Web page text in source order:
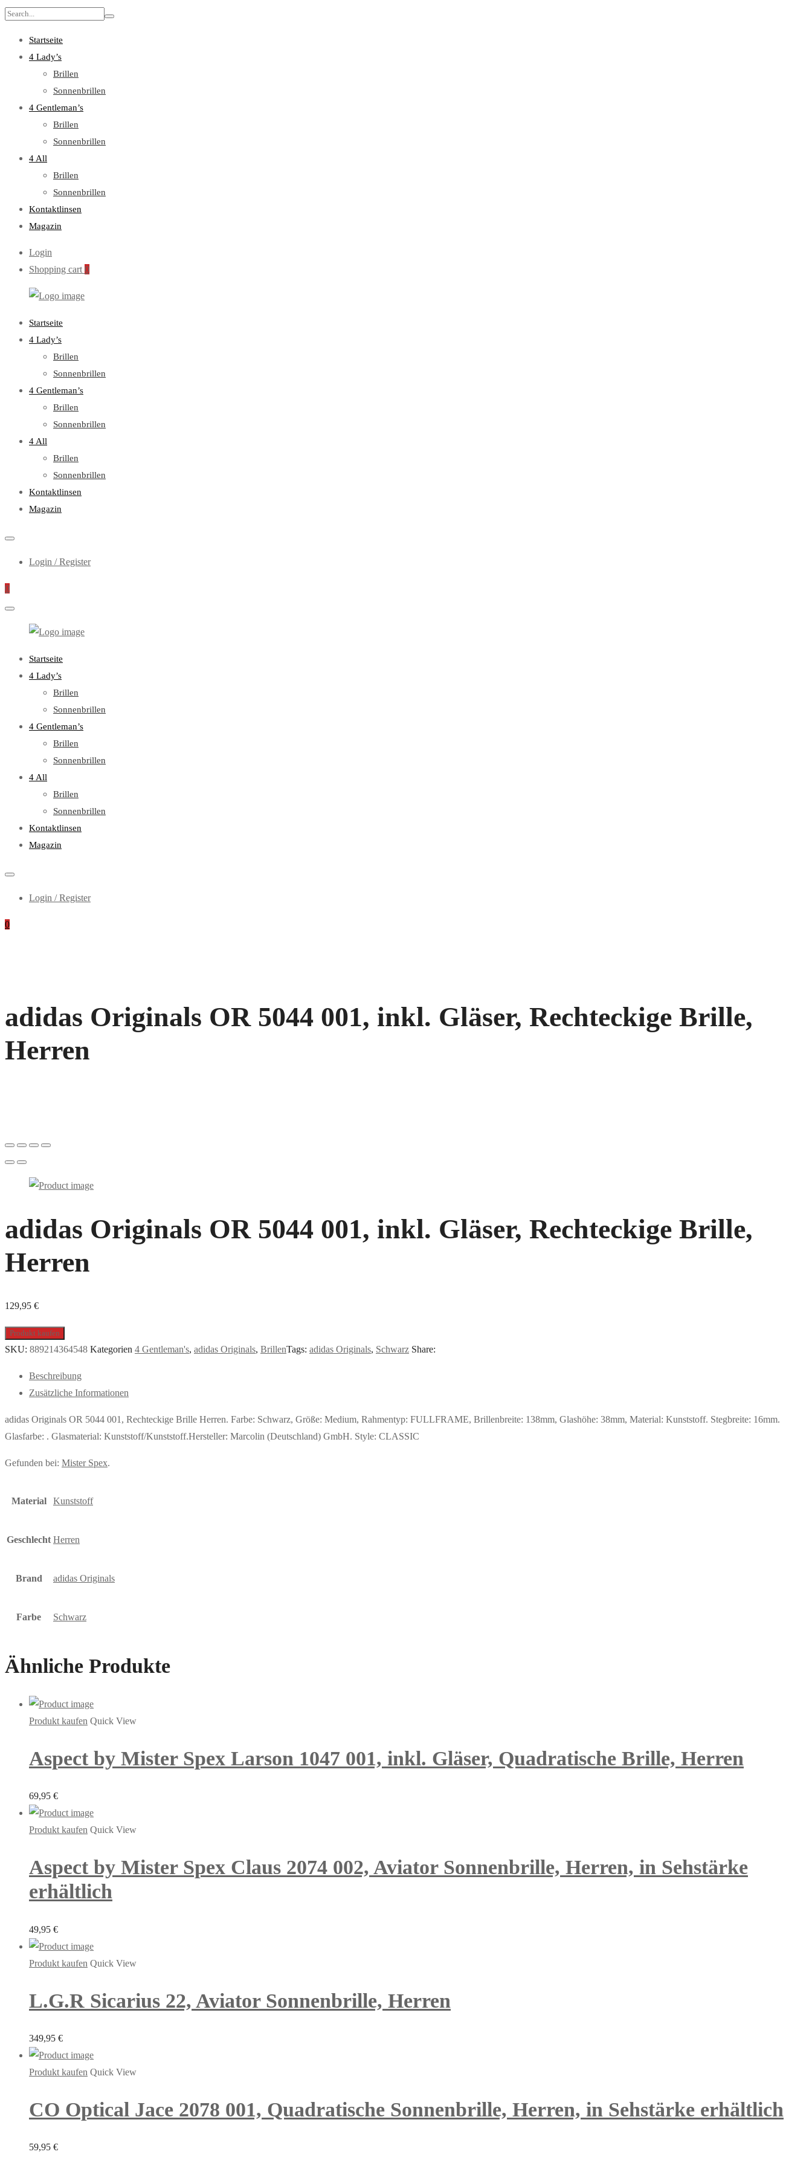
Search
Startseite
4 Lady’s
Brillen
Sonnenbrillen
4 Gentleman’s
Brillen
Sonnenbrillen
4 All
Brillen
Sonnenbrillen
Kontaktlinsen
Magazin
Login
Shopping cart 0
Primary
Menu
Startseite
4 Lady’s
Brillen
Sonnenbrillen
4 Gentleman’s
Brillen
Sonnenbrillen
4 All
Brillen
Sonnenbrillen
Kontaktlinsen
Magazin
Login / Register
0
Primary
Menu
Startseite
4 Lady’s
Brillen
Sonnenbrillen
4 Gentleman’s
Brillen
Sonnenbrillen
4 All
Brillen
Sonnenbrillen
Kontaktlinsen
Magazin
Login / Register
0
adidas Originals OR 5044 001, inkl. Gläser, Rechteckige Brille,
Herren
adidas Originals OR 5044 001, inkl. Gläser, Rechteckige Brille,
Herren
129,95 €
Produkt kaufen
SKU: 889214364548 Kategorien 4 Gentleman's, adidas Originals, BrillenTags: adidas Originals, Schwarz Share:
Beschreibung
Zusätzliche Informationen
adidas Originals OR 5044 001, Rechteckige Brille Herren. Farbe: Schwarz, Größe: Medium, Rahmentyp: FULLFRAME, Brillenbreite: 138mm, Glashöhe: 38mm, Material: Kunststoff. Stegbreite: 16mm.
Glasfarbe: . Glasmaterial: Kunststoff/Kunststoff.Hersteller: Marcolin (Deutschland) GmbH. Style: CLASSIC
Gefunden bei: Mister Spex.
Material Kunststoff
Geschlecht Herren
Brand adidas Originals
Farbe Schwarz
Ähnliche Produkte
Produkt kaufen Quick View
Aspect by Mister Spex Larson 1047 001, inkl. Gläser, Quadratische Brille, Herren
69,95 €
Produkt kaufen Quick View
Aspect by Mister Spex Claus 2074 002, Aviator Sonnenbrille, Herren, in Sehstärke
erhältlich
49,95 €
Produkt kaufen Quick View
L.G.R Sicarius 22, Aviator Sonnenbrille, Herren
349,95 €
Produkt kaufen Quick View
CO Optical Jace 2078 001, Quadratische Sonnenbrille, Herren, in Sehstärke erhältlich
59,95 €